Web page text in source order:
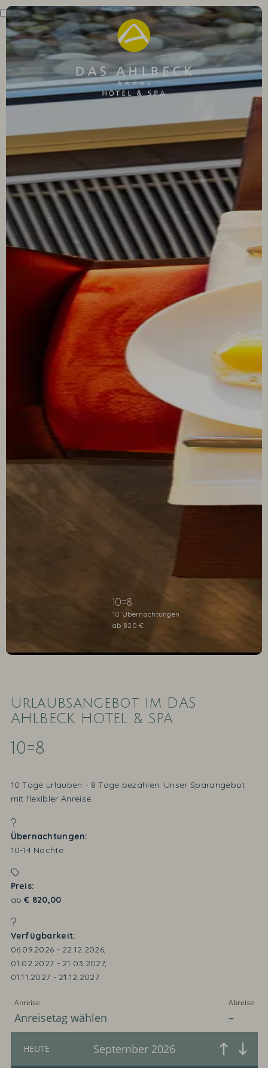
10=8
10 Übernachtungen
ab 820 €
Urlaubsangebot im DAS
AHLBECK HOTEL & SPA
10=8
10 Tage urlauben - 8 Tage bezahlen. Unser Sparangebot
mit flexibler Anreise.
Übernachtungen
10-14 Nächte
Preis
ab€ 820,00
Verfügbarkeit
06.09.2026 - 22.12.2026,
01.02.2027 - 21.03.2027,
01.11.2027 - 21.12.2027